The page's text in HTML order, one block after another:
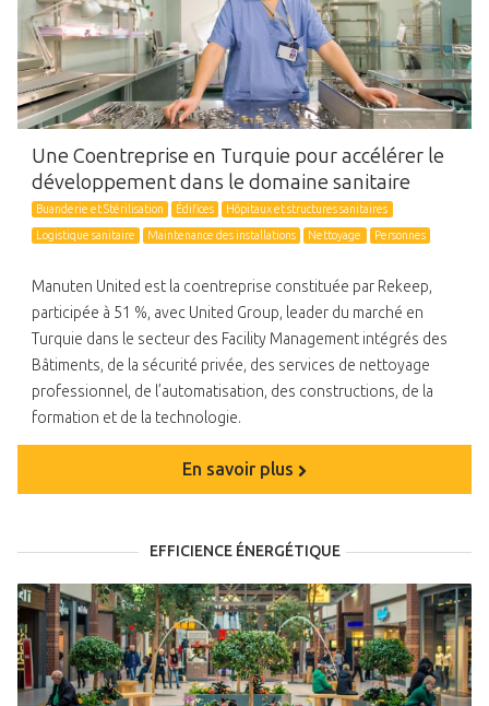
Une Coentreprise en Turquie pour accélérer le
développement dans le domaine sanitaire
Buanderie et Stérilisation Édifices
Hôpitaux et structures sanitaires
Logistique sanitaire
Maintenance des installations Nettoyage Personnes
Manuten United est la coentreprise constituée par Rekeep,
participée à 51 %, avec United Group, leader du marché en
Turquie dans le secteur des Facility Management intégrés des
Bâtiments, de la sécurité privée, des services de nettoyage
professionnel, de l’automatisation, des constructions, de la
formation et de la technologie.
En savoir plus
EFFICIENCE ÉNERGÉTIQUE